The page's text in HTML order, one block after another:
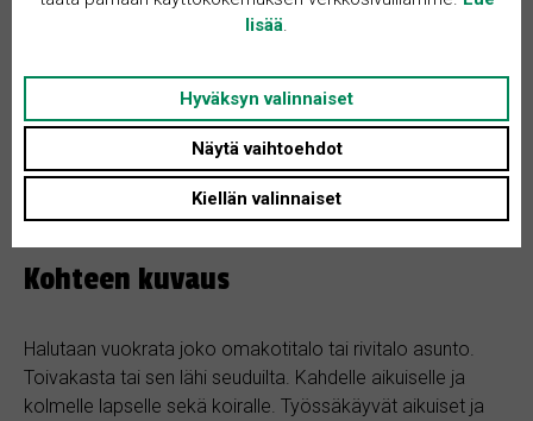
Tontin koko: Ei määritelty
Kohteen kuvaus
Halutaan vuokrata joko omakotitalo tai rivitalo asunto.
Toivakasta tai sen lähi seuduilta. Kahdelle aikuiselle ja
kolmelle lapselle sekä koiralle. Työssäkäyvät aikuiset ja
lisää.
Hyväksyn valinnaiset
Näytä vaihtoehdot
Kiellän valinnaiset